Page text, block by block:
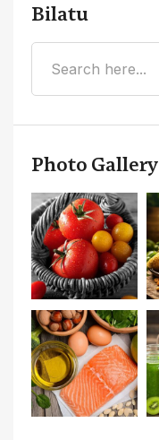
Bilatu
Photo Gallery